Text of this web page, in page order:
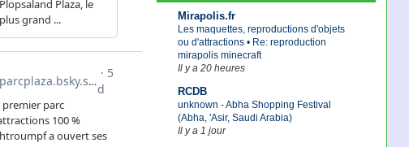
Mirapolis.fr
Les maquettes, reproductions d'objets
ou d'attractions • Re: reproduction
mirapolis minecraft
Il y a 20 heures
RCDB
unknown - Abha Shopping Festival
(Abha, 'Asir, Saudi Arabia)
Il y a 1 jour